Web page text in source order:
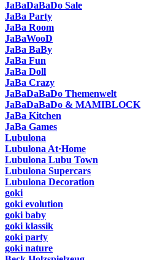
JaBaDaBaDo Sale
JaBa Party
JaBa Room
JaBaWooD
JaBa BaBy
JaBa Fun
JaBa Doll
JaBa Crazy
JaBaDaBaDo Themenwelt
JaBaDaBaDo & MAMIBLOCK
JaBa Kitchen
JaBa Games
Lubulona
Lubulona At·Home
Lubulona Lubu Town
Lubulona Supercars
Lubulona Decoration
goki
goki evolution
goki baby
goki klassik
goki party
goki nature